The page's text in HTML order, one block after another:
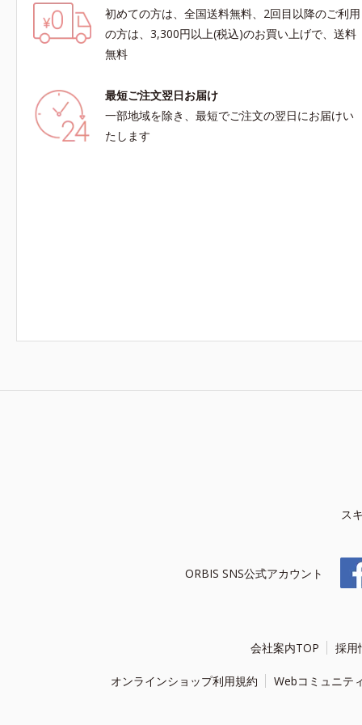
初めての方は、全国送料無料、2回目以降のご利用
の方は、3,300円以上(税込)のお買い上げで、送料
無料
最短ご注文翌日お届け
一部地域を除き、最短でご注文の翌日にお届けい
たします
ス
ORBIS SNS公式アカウント
会社案内TOP 採用
オンラインショップ利用規約 Webコミュニテ